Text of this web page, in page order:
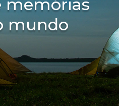
memórias
mundo